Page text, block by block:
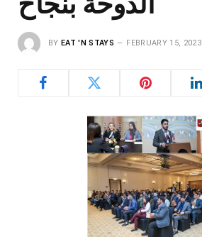
BY EAT 'N STAYS FEBRUARY 15, 2023